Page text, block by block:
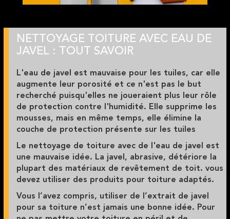
NETTOYAGE TOITURE AVEC EAU DE
JAVEL : TOUT SAVOIR
L'eau de javel est mauvaise pour les tuiles, car elle
augmente leur porosité et ce n'est pas le but
recherché puisqu'elles ne joueraient plus leur rôle
de protection contre l'humidité. Elle supprime les
mousses, mais en même temps, elle élimine la
couche de protection présente sur les tuiles
Le nettoyage de toiture avec de l'eau de javel est
une mauvaise idée. La javel, abrasive, détériore la
plupart des matériaux de revêtement de toit. vous
devez utiliser des produits pour toiture adaptés.
Vous l’avez compris, utiliser de l’extrait de javel
pour sa toiture n’est jamais une bonne idée. Pour